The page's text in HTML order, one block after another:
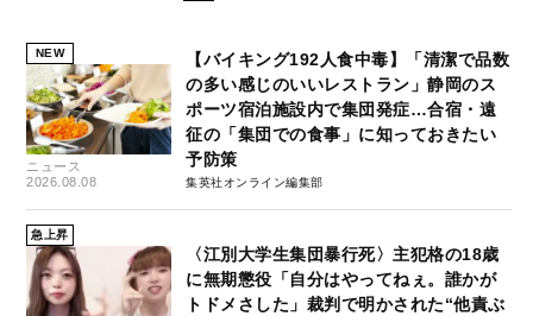
NEW
ニュース
2026.08.08
【バイキング192人食中毒】「清潔で品数
の多い感じのいいレストラン」静岡のス
ポーツ宿泊施設内で集団発症…合宿・遠
征の「集団での食事」に知っておきたい
予防策
集英社オンライン編集部
急上昇
〈江別大学生集団暴行死〉主犯格の18歳
に無期懲役「自分はやってねぇ。誰かが
トドメさした」裁判で明かされた“他責ぶ